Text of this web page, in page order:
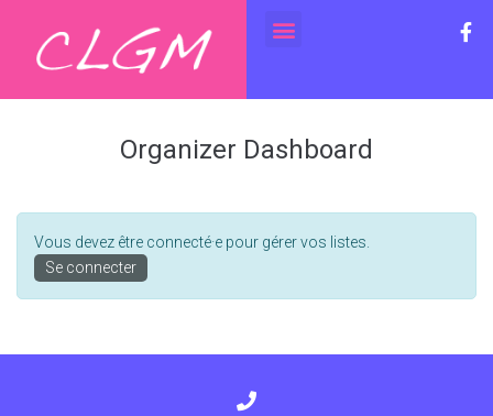
Organizer Dashboard
Vous devez être connecté·e pour gérer vos listes.
Se connecter